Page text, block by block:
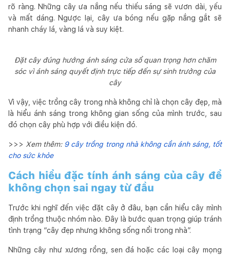
rõ ràng. Những cây ưa nắng nếu thiếu sáng sẽ vươn dài, yếu
và mất dáng. Ngược lại, cây ưa bóng nếu gặp nắng gắt sẽ
nhanh cháy lá, vàng lá và suy kiệt.
Đặt cây đúng hướng ánh sáng cửa sổ quan trọng hơn chăm
sóc vì ánh sáng quyết định trực tiếp đến sự sinh trưởng của
cây
Vì vậy, việc trồng cây trong nhà không chỉ là chọn cây đẹp, mà
là hiểu ánh sáng trong không gian sống của mình trước, sau
đó chọn cây phù hợp với điều kiện đó.
>>> Xem thêm: 9 cây trồng trong nhà không cần ánh sáng, tốt
cho sức khỏe
Cách hiểu đặc tính ánh sáng của cây để
không chọn sai ngay từ đầu
Trước khi nghĩ đến việc đặt cây ở đâu, bạn cần hiểu cây mình
định trồng thuộc nhóm nào. Đây là bước quan trọng giúp tránh
tình trạng “cây đẹp nhưng không sống nổi trong nhà”.
Những cây như xương rồng, sen đá hoặc các loại cây mọng